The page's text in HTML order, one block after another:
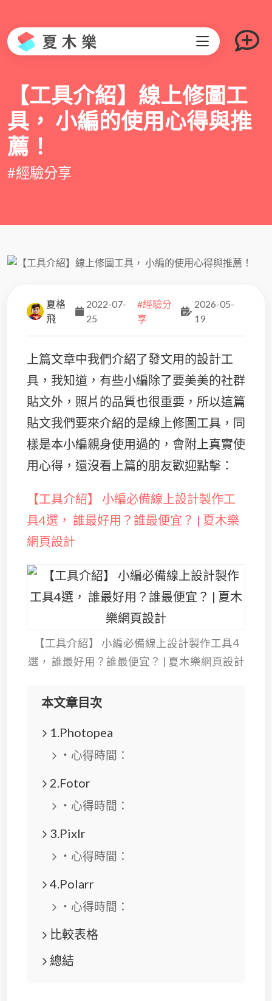
【工具介紹】線上修圖工
具， 小編的使用心得與推
薦！
#經驗分享
夏格
飛
2022-07-
25
#經驗分
享
2026-05-
19
上篇文章中我們介紹了發文用的設計工
具，我知道，有些小編除了要美美的社群
貼文外，照片的品質也很重要，所以這篇
貼文我們要來介紹的是線上修圖工具，同
樣是本小編親身使用過的，會附上真實使
用心得，還沒看上篇的朋友歡迎點擊：
【工具介紹】 小編必備線上設計製作工
具4選， 誰最好用？誰最便宜？ | 夏木樂
網頁設計
【工具介紹】 小編必備線上設計製作工具4
選， 誰最好用？誰最便宜？ | 夏木樂網頁設計
本文章目次
1.Photopea
・心得時間：
2.Fotor
・心得時間：
3.Pixlr
・心得時間：
4.Polarr
・心得時間：
比較表格
總結